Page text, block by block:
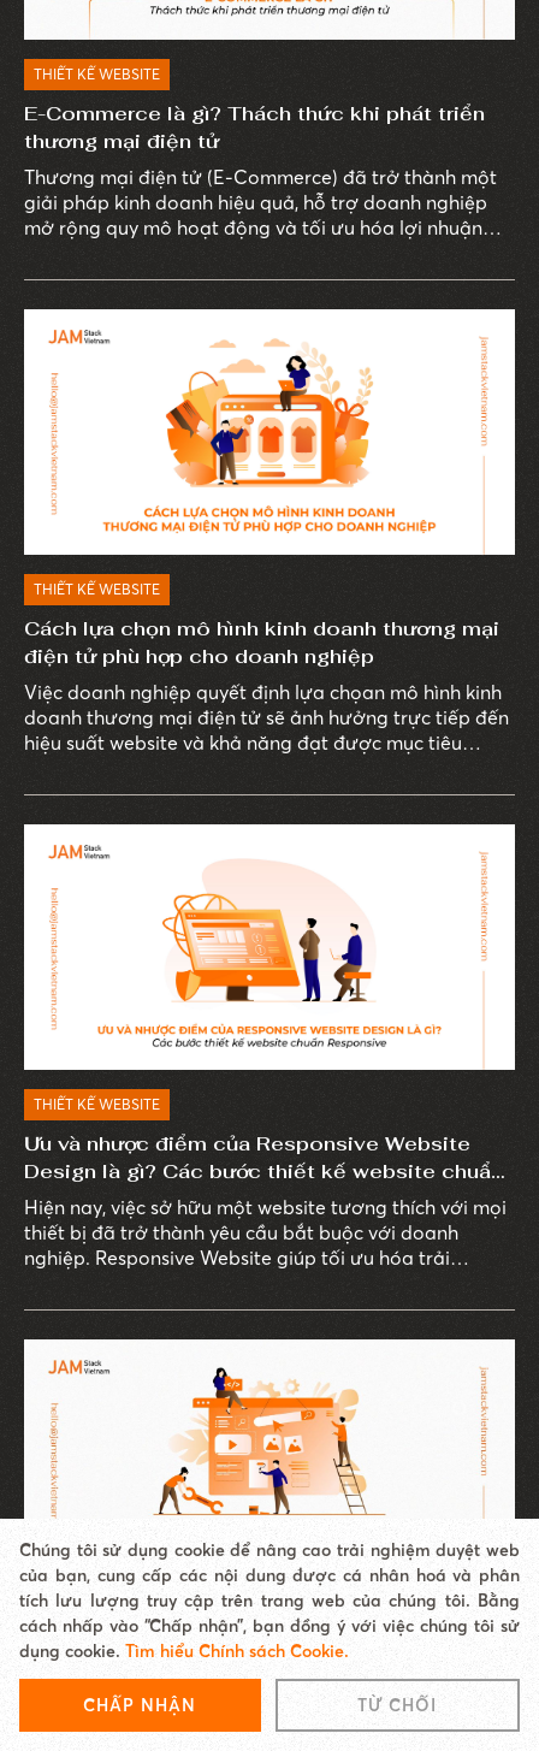
THIẾT KẾ WEBSITE
E-Commerce là gì? Thách thức khi phát triển
thương mại điện tử
Thương mại điện tử (E-Commerce) đã trở thành một
giải pháp kinh doanh hiệu quả, hỗ trợ doanh nghiệp
mở rộng quy mô hoạt động và tối ưu hóa lợi nhuận
THIẾT KẾ WEBSITE
Cách lựa chọn mô hình kinh doanh thương mại
điện tử phù hợp cho doanh nghiệp
Việc doanh nghiệp quyết định lựa chọan mô hình kinh
doanh thương mại điện tử sẽ ảnh hưởng trực tiếp đến
hiệu suất website và khả năng đạt được mục tiêu
THIẾT KẾ WEBSITE
Ưu và nhược điểm của Responsive Website
Design là gì? Các bước thiết kế website chuẩn
Responsive
Hiện nay, việc sở hữu một website tương thích với mọi
thiết bị đã trở thành yêu cầu bắt buộc với doanh
nghiệp. Responsive Website giúp tối ưu hóa trải
đáng kể cho doanh nghiệp.
THIẾT KẾ WEBSITE
Sự khác biệt giữa công nghệ Responsive và
Adaptive? Lưu ý khi thiết kế web Responsive
Việc lựa chọn phương pháp thiết kế web phù hợp như
Chúng tôi sử dụng cookie để nâng cao trải nghiệm duyệt web
của bạn, cung cấp các nội dung được cá nhân hoá và phân
tích lưu lượng truy cập trên trang web của chúng tôi. Bằng
cách nhấp vào “Chấp nhận”, bạn đồng ý với việc chúng tôi sử
dụng cookie. Tìm hiểu Chính sách Cookie.
CHẤP NHẬN TỪ CHỐI